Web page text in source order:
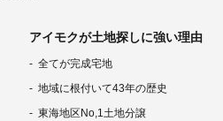
アイモクが土地探しに強い理由
全てが完成宅地
地域に根付いて43年の歴史
東海地区No,1土地分譲